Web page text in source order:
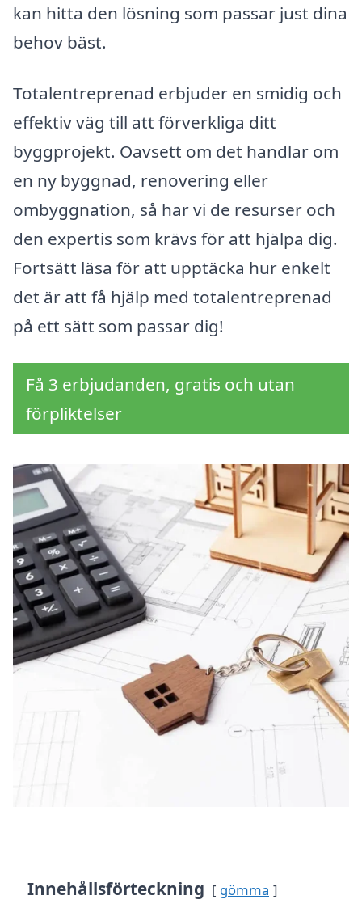
kan hitta den lösning som passar just dina
behov bäst.
Totalentreprenad erbjuder en smidig och
effektiv väg till att förverkliga ditt
byggprojekt. Oavsett om det handlar om
en ny byggnad, renovering eller
ombyggnation, så har vi de resurser och
den expertis som krävs för att hjälpa dig.
Fortsätt läsa för att upptäcka hur enkelt
det är att få hjälp med totalentreprenad
på ett sätt som passar dig!
Få 3 erbjudanden, gratis och utan
förpliktelser
Innehållsförteckning gömma